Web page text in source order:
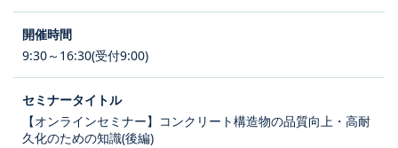
9:30～16:30(受付9:00)
【オンラインセミナー】コンクリート構造物の品質向上・高耐
久化のための知識(後編)